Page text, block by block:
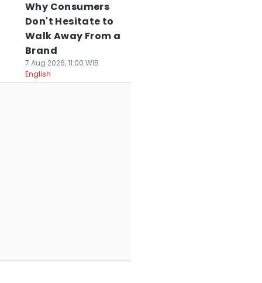
Why Consumers
Don't Hesitate to
Walk Away From a
Brand
7 Aug 2026, 11:00 WIB
English